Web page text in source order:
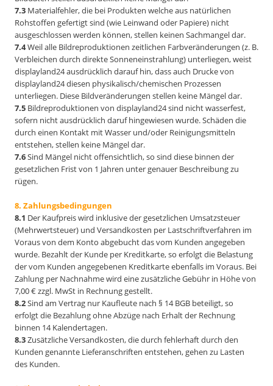
7.3 Materialfehler, die bei Produkten welche aus natürlichen
Rohstoffen gefertigt sind (wie Leinwand oder Papiere) nicht
ausgeschlossen werden können, stellen keinen Sachmangel dar.
7.4Weil alle Bildreproduktionen zeitlichen Farbveränderungen (z. B.
Verbleichen durch direkte Sonneneinstrahlung) unterliegen, weist
displayland24 ausdrücklich darauf hin, dass auch Drucke von
displayland24 diesen physikalisch/chemischen Prozessen
unterliegen. Diese Bildveränderungen stellen keine Mängel dar.
7.5 Bildreproduktionen von displayland24 sind nicht wasserfest,
sofern nicht ausdrücklich daruf hingewiesen wurde. Schäden die
durch einen Kontakt mit Wasser und/oder Reinigungsmitteln
entstehen, stellen keine Mängel dar.
7.6Sind Mängel nicht offensichtlich, so sind diese binnen der
gesetzlichen Frist von 1 Jahren unter genauer Beschreibung zu
rügen.
8. Zahlungsbedingungen
8.1 Der Kaufpreis wird inklusive der gesetzlichen Umsatzsteuer
(Mehrwertsteuer) und Versandkosten per Lastschriftverfahren im
Voraus von dem Konto abgebucht das vom Kunden angegeben
wurde. Bezahlt der Kunde per Kreditkarte, so erfolgt die Belastung
der vom Kunden angegebenen Kreditkarte ebenfalls im Voraus. Bei
Zahlung per Nachnahme wird eine zusätzliche Gebühr in Höhe von
7,00 € zzgl. MwSt in Rechnung gestellt.
8.2Sind am Vertrag nur Kaufleute nach § 14 BGB beteiligt, so
erfolgt die Bezahlung ohne Abzüge nach Erhalt der Rechnung
binnen 14 Kalendertagen.
8.3Zusätzliche Versandkosten, die durch fehlerhaft durch den
Kunden genannte Lieferanschriften entstehen, gehen zu Lasten
des Kunden.